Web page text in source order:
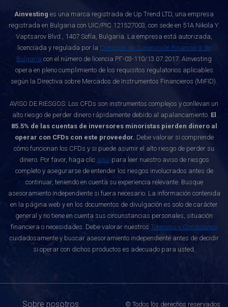
Ainvesting es una marca registrada de Up Trend LTD, una empresa
registrada en Bulgaria con UIC/PIC 121527003, con sede en 51A Nikola Y.
Vaptsarov Blvd., 1407 Sofía, Bulgaria. La empresa está autorizada,
licenciada y regulada por la Comisión de Supervisión Financiera de
Bulgaria con el número de licencia РГ-03-110/13.07.2017. Ainvesting
opera en pleno cumplimiento de los requisitos regulatorios aplicables
según la Directiva sobre Mercados de Instrumentos Financieros (MiFID).
AVISO DE RIESGOS: Los CFDs son instrumentos complejos y conllevan un
alto riesgo de perder dinero rápidamente debido al apalancamiento. El
85.5% de las cuentas de inversores minoristas pierden dinero al
operar con CFDs con este proveedor. Debe valorar si comprende
cómo funcionan los CFDs y si puede asumir el alto riesgo de perder su
dinero. Por favor, haga clic aquípara leer nuestro aviso de riesgos
completo y asegurarse de entender los riesgos involucrados antes de
continuar, teniendo en cuenta su experiencia relevante. Busque
asesoramiento independiente si fuera necesario. La información contenida
en la página web y en los documentos de divulgación es solo de carácter
general y no tiene en cuenta sus circunstancias personales, situación
financiera o necesidades. Debe valorar nuestros Términos y Condiciones
cuidadosamente y buscar asesoramiento independiente antes de decidir
si operar con dichos productos es adecuado para usted.
Sobre nosotros © Todos los derechos reservados